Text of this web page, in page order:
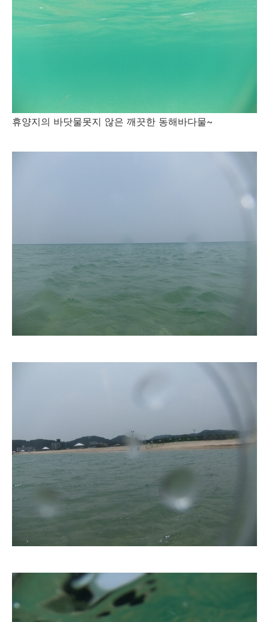
휴양지의 바닷물못지 않은 깨끗한 동해바다물~